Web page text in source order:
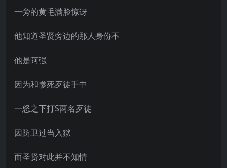
一旁的黄毛满脸惊讶
他知道圣贤旁边的那人身份不
他是阿强
因为和惨死歹徒手中
一怒之下打S两名歹徒
因防卫过当入狱
而圣贤对此并不知情